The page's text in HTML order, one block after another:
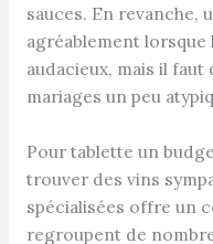
sauces. En revanche,
agréablement lorsque
audacieux, mais il
mariages un peu
Pour tablette un
trouver des vins
spécialisées offre un
regroupent de